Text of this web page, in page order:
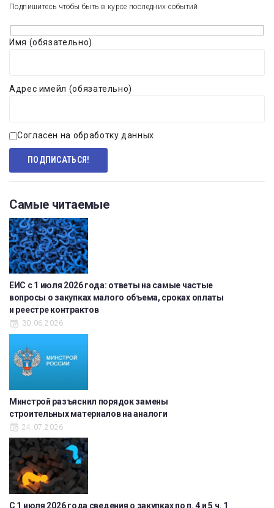
Подпишитесь чтобы быть в курсе последних событий
Имя (обязательно)
Адрес имейл (обязательно)
Согласен на обработку данных
Самые читаемые
ЕИС с 1 июля 2026 года: ответы на самые частые
вопросы о закупках малого объема, сроках оплаты
и реестре контрактов
30.06.2026
Минстрой разъяснил порядок замены
строительных материалов на аналоги
24.07.2026
С 1 июля 2026 года сведения о закупках по п. 4 и 5 ч. 1